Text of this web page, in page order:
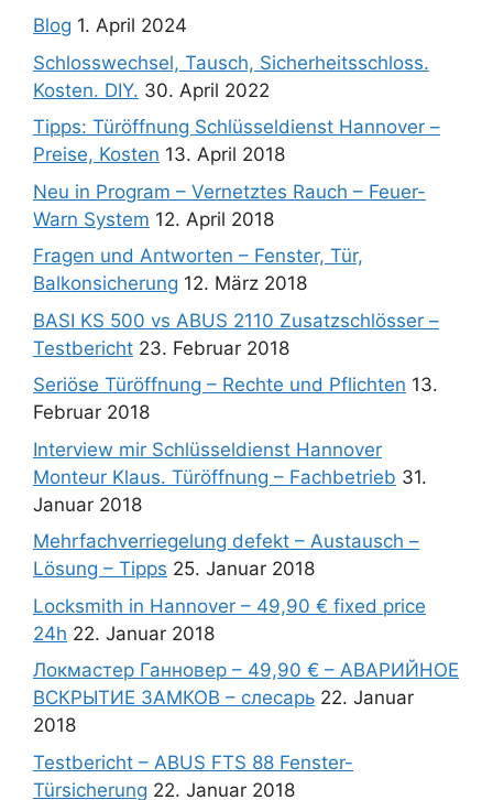
Blog 1. April 2024
Schlosswechsel, Tausch, Sicherheitsschloss.
Kosten. DIY. 30. April 2022
Tipps: Türöffnung Schlüsseldienst Hannover –
Preise, Kosten 13. April 2018
Neu in Program – Vernetztes Rauch – Feuer-
Warn System 12. April 2018
Fragen und Antworten – Fenster, Tür,
Balkonsicherung 12. März 2018
BASI KS 500 vs ABUS 2110 Zusatzschlösser –
Testbericht 23. Februar 2018
Seriöse Türöffnung – Rechte und Pflichten 13.
Februar 2018
Interview mir Schlüsseldienst Hannover
Monteur Klaus. Türöffnung – Fachbetrieb 31.
Januar 2018
Mehrfachverriegelung defekt – Austausch –
Lösung – Tipps 25. Januar 2018
Locksmith in Hannover – 49,90 € fixed price
24h 22. Januar 2018
Локмастер Ганновер – 49,90 € – АВАРИЙНОЕ
ВСКРЫТИЕ ЗАМКОВ – слесарь 22. Januar
2018
Testbericht – ABUS FTS 88 Fenster-
Türsicherung 22. Januar 2018